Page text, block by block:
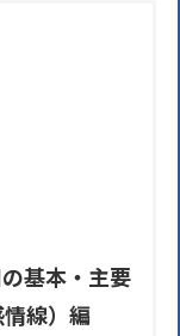
基本・主要
線）編